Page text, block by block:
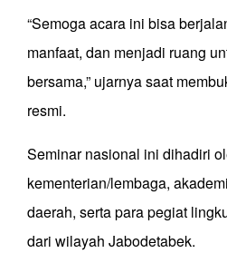
“Semoga acara ini bisa
manfaat, dan menjadi ruang
bersama,” ujarnya saat
resmi.
Seminar nasional ini dihadiri
kementerian/lembaga,
daerah, serta para pegiat
dari wilayah Jabodetabek.